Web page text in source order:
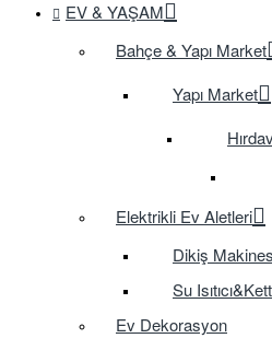
EV & YAŞAM
Bahçe & Yapı Market
Yapı Market
Elektrikli Ev Aletleri
Dikiş
Su
Ev Dekorasyon